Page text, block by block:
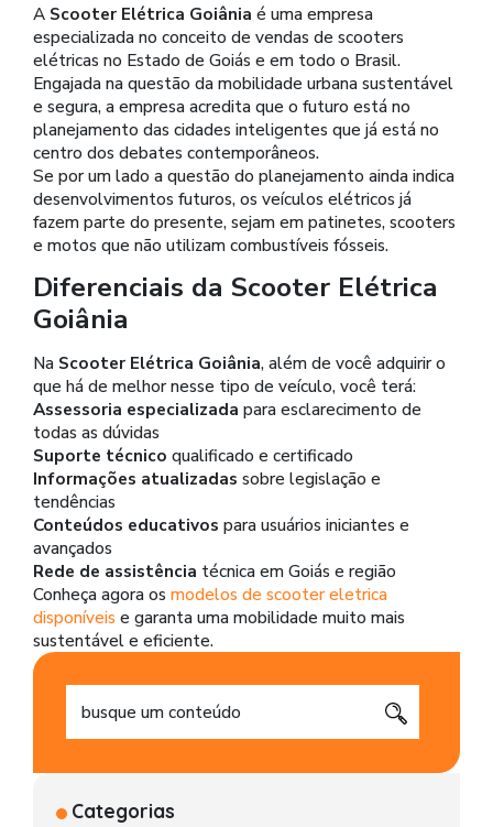
A Scooter Elétrica Goiânia é uma empresa
especializada no conceito de vendas de scooters
elétricas no Estado de Goiás e em todo o Brasil.
Engajada na questão da mobilidade urbana sustentável
e segura, a empresa acredita que o futuro está no
planejamento das cidades inteligentes que já está no
centro dos debates contemporâneos.
Se por um lado a questão do planejamento ainda indica
desenvolvimentos futuros, os veículos elétricos já
fazem parte do presente, sejam em patinetes, scooters
e motos que não utilizam combustíveis fósseis.
Diferenciais da Scooter Elétrica
Goiânia
Na Scooter Elétrica Goiânia, além de você adquirir o
que há de melhor nesse tipo de veículo, você terá:
Assessoria especializada para esclarecimento de
todas as dúvidas
Suporte técnico qualificado e certificado
Informações atualizadas sobre legislação e
tendências
Conteúdos educativos para usuários iniciantes e
avançados
Rede de assistência técnica em Goiás e região
Conheça agora os modelos de scooter eletrica
disponíveis e garanta uma mobilidade muito mais
sustentável e eficiente.
Categorias